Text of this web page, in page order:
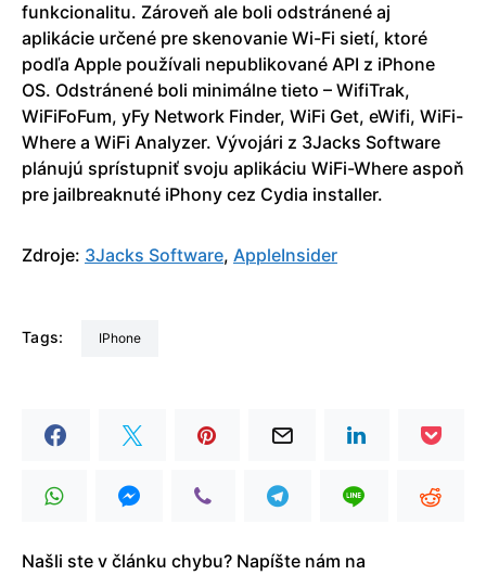
funkcionalitu. Zároveň ale boli odstránené aj
aplikácie určené pre skenovanie Wi-Fi sietí, ktoré
podľa Apple používali nepublikované API z iPhone
OS. Odstránené boli minimálne tieto – WifiTrak,
WiFiFoFum, yFy Network Finder, WiFi Get, eWifi, WiFi-
Where a WiFi Analyzer. Vývojári z 3Jacks Software
plánujú sprístupniť svoju aplikáciu WiFi-Where aspoň
pre jailbreaknuté iPhony cez Cydia installer.
Zdroje: 3Jacks Software, AppleInsider
Tags: iPhone
Našli ste v článku chybu? Napíšte nám na